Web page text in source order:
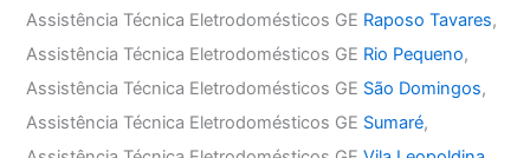
Assistência Técnica Eletrodomésticos GE Raposo Tavares,
Assistência Técnica Eletrodomésticos GE Rio Pequeno,
Assistência Técnica Eletrodomésticos GE São Domingos,
Assistência Técnica Eletrodomésticos GE Sumaré,